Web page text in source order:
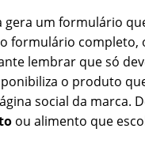
gera um formulário
formulário completo,
lembrar que só
o produto
social da marca.
ou alimento que